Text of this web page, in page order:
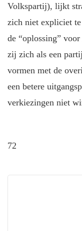
Volkspartij), lijkt
zich niet expliciet
de “oplossing”
zij zich als een
vormen met de
een betere
verkiezingen niet
72